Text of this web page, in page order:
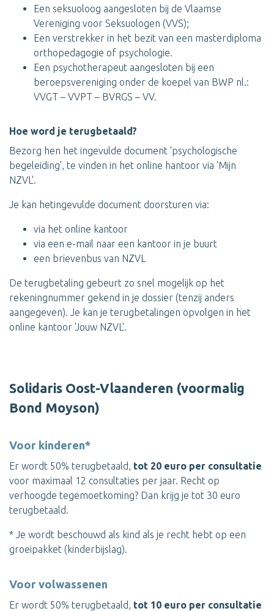
Een seksuoloog aangesloten bij de Vlaamse
Vereniging voor Seksuologen (VVS);
Een verstrekker in het bezit van een masterdiploma
orthopedagogie of psychologie.
Een psychotherapeut aangesloten bij een
beroepsvereniging onder de koepel van BWP nl.:
VVGT – VVPT – BVRGS – VV.
Hoe word je terugbetaald?
Bezorg hen het ingevulde document 'psychologische
begeleiding', te vinden in het online hantoor via 'Mijn
NZVL'.
Je kan hetingevulde document doorsturen via:
via het online kantoor
via een e-mail naar een kantoor in je buurt
een brievenbus van NZVL
De terugbetaling gebeurt zo snel mogelijk op het
rekeningnummer gekend in je dossier (tenzij anders
aangegeven). Je kan je terugbetalingen opvolgen in het
online kantoor 'Jouw NZVL'.
Solidaris Oost-Vlaanderen (voormalig
Bond Moyson)
Voor kinderen*
Er wordt 50% terugbetaald, tot 20 euro per consultatie
voor maximaal 12 consultaties per jaar. Recht op
verhoogde tegemoetkoming? Dan krijg je tot 30 euro
terugbetaald.
* Je wordt beschouwd als kind als je recht hebt op een
groeipakket (kinderbijslag).
Voor volwassenen
Er wordt 50% terugbetaald, tot 10 euro per consultatie